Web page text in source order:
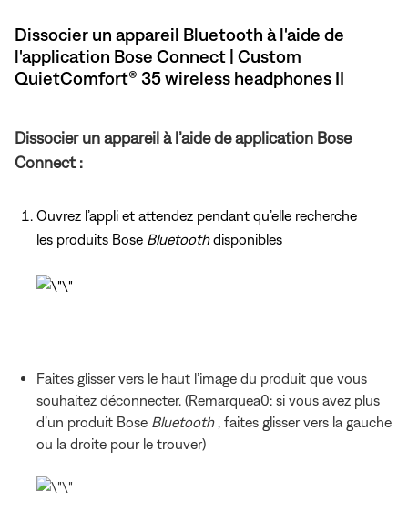
Dissocier un appareil Bluetooth à l'aide de
l'application Bose Connect | Custom
QuietComfort® 35 wireless headphones II
Dissocier un appareil à l’aide de application Bose
Connect :
Ouvrez l’appli et attendez pendant qu’elle recherche
les produits Bose Bluetoothdisponibles
Faites glisser vers le haut l’image du produit que vous
souhaitez déconnecter. (Remarquea0: si vous avez plus
d’un produit Bose Bluetooth , faites glisser vers la gauche
ou la droite pour le trouver)